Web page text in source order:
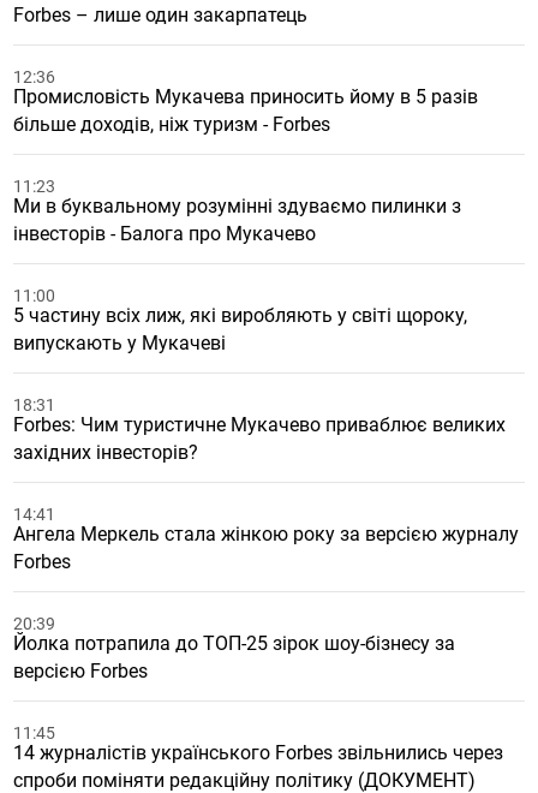
Forbes – лише один закарпатець
12:36
Промисловість Мукачева приносить йому в 5 разів
більше доходів, ніж туризм - Forbes
11:23
Ми в буквальному розумінні здуваємо пилинки з
інвесторів - Балога про Мукачево
11:00
5 частину всіх лиж, які виробляють у світі щороку,
випускають у Мукачеві
18:31
Forbes: Чим туристичне Мукачево приваблює великих
західних інвесторів?
14:41
Ангела Меркель стала жінкою року за версією журналу
Forbes
20:39
Йолка потрапила до ТОП-25 зірок шоу-бізнесу за
версією Forbes
11:45
14 журналістів українського Forbes звільнились через
спроби поміняти редакційну політику (ДОКУМЕНТ)